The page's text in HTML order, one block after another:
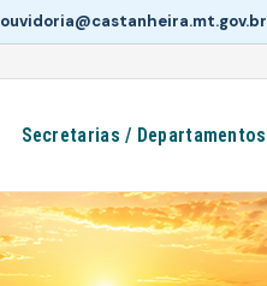
ouvidoria@castanheira.mt.gov.br
Secretarias / Departamentos